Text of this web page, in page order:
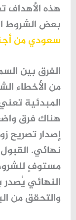
هذه
بعض الشروط
سعودي من
الفرق بين
من الأخطاء
المبدئية
هناك فرق
إصدارتصريح
نهائي.
مستوفٍ
النهائي
والتحقق من